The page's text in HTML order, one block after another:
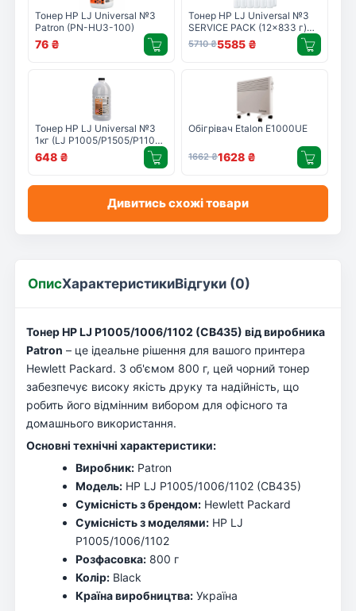
Тонер HP LJ Universal №3
Patron (PN-HU3-100)
76 ₴
Тонер HP LJ Universal №3
SERVICE PACK (12x833 г)
Patron (T-PN-HU3-10SP)
5710₴5585 ₴
Тонер HP LJ Universal №3
1кг (LJ P1005/P1505/P1102)
Patron (PN-HU3-1)
648 ₴
Обігрівач Etalon E1000UE
1662₴1628 ₴
Дивитись схожі товари
ОписХарактеристикиВідгуки (0)
Тонер HP LJ P1005/1006/1102 (CB435) від виробника
Patron – це ідеальне рішення для вашого принтера
Hewlett Packard. З об'ємом 800 г, цей чорний тонер
забезпечує високу якість друку та надійність, що
робить його відмінним вибором для офісного та
домашнього використання.
Основні технічні характеристики:
Виробник: Patron
Модель: HP LJ P1005/1006/1102 (CB435)
Сумісність з брендом: Hewlett Packard
Сумісність з моделями: HP LJ
P1005/1006/1102
Розфасовка: 800 г
Колір: Black
Країна виробництва: Україна